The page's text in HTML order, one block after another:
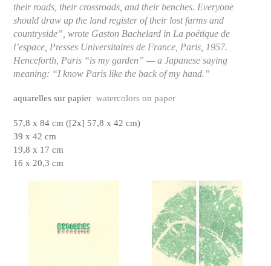
their roads, their crossroads, and their benches. Everyone
should draw up the land register of their lost farms and
countryside”, wrote Gaston Bachelard in La poétique de
l’espace, Presses Universitaires de France, Paris, 1957.
Henceforth, Paris “is my garden” — a Japanese saying
meaning: “I know Paris like the back of my hand.”
aquarelles sur papierwatercolors on paper
57,8 x 84 cm ([2x] 57,8 x 42 cm)
39 x 42 cm
19,8 x 17 cm
16 x 20,3 cm